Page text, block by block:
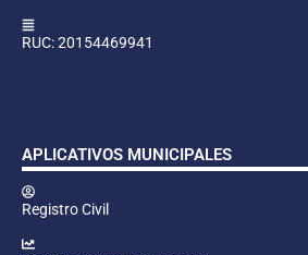
RUC: 20154469941
APLICATIVOS MUNICIPALES
Registro Civil